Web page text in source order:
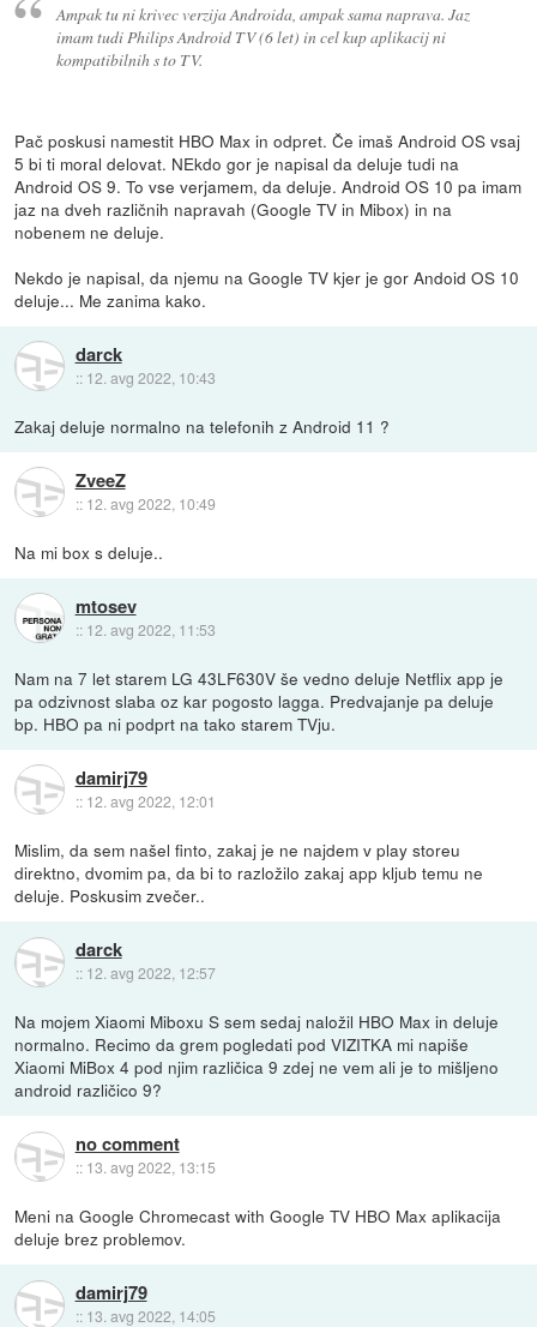
Ampak tu ni krivec verzija Androida, ampak sama naprava. Jaz
imam tudi Philips Android TV (6 let) in cel kup aplikacij ni
kompatibilnih s to TV.
Pač poskusi namestit HBO Max in odpret. Če imaš Android OS vsaj
5 bi ti moral delovat. NEkdo gor je napisal da deluje tudi na
Android OS 9. To vse verjamem, da deluje. Android OS 10 pa imam
jaz na dveh različnih napravah (Google TV in Mibox) in na
nobenem ne deluje.
Nekdo je napisal, da njemu na Google TV kjer je gor Andoid OS 10
deluje... Me zanima kako.
darck
:: 12. avg 2022, 10:43
Zakaj deluje normalno na telefonih z Android 11 ?
ZveeZ
:: 12. avg 2022, 10:49
Na mi box s deluje..
mtosev
:: 12. avg 2022, 11:53
Nam na 7 let starem LG 43LF630V še vedno deluje Netflix app je
pa odzivnost slaba oz kar pogosto lagga. Predvajanje pa deluje
bp. HBO pa ni podprt na tako starem TVju.
damirj79
:: 12. avg 2022, 12:01
Mislim, da sem našel finto, zakaj je ne najdem v play storeu
direktno, dvomim pa, da bi to razložilo zakaj app kljub temu ne
deluje. Poskusim zvečer..
darck
:: 12. avg 2022, 12:57
Na mojem Xiaomi Miboxu S sem sedaj naložil HBO Max in deluje
normalno. Recimo da grem pogledati pod VIZITKA mi napiše
Xiaomi MiBox 4 pod njim različica 9 zdej ne vem ali je to mišljeno
android različico 9?
no comment
:: 13. avg 2022, 13:15
Meni na Google Chromecast with Google TV HBO Max aplikacija
deluje brez problemov.
damirj79
:: 13. avg 2022, 14:05